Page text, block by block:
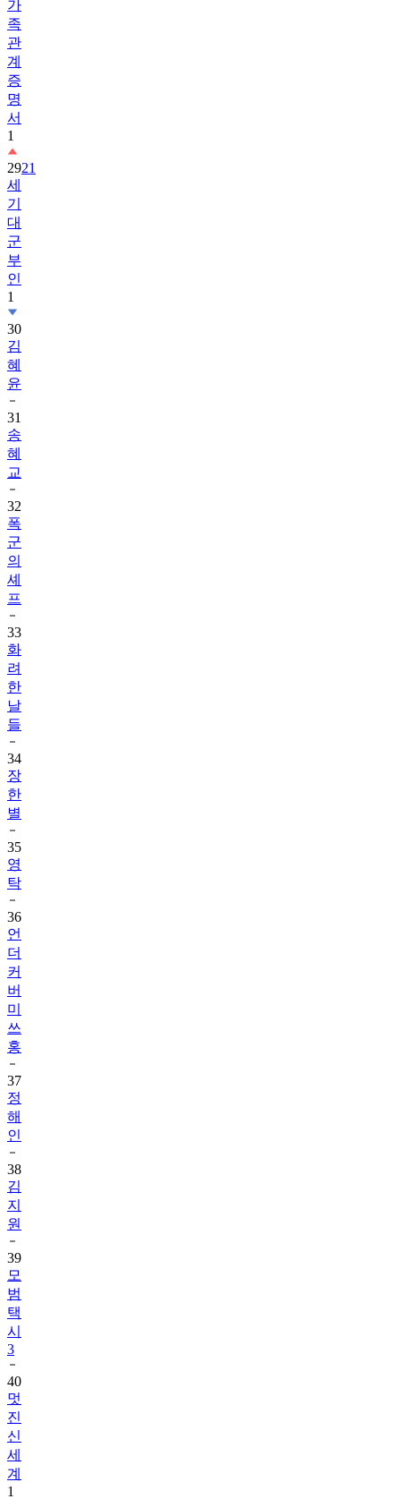
가
족
관
계
증
명
서
1
2921
세
기
대
군
부
인
1
30
김
혜
윤
31
송
혜
교
32
폭
군
의
셰
프
33
화
려
한
날
들
34
장
한
별
35
영
탁
36
언
더
커
버
미
쓰
홍
37
정
해
인
38
김
지
원
39
모
범
택
시
3
40
멋
진
신
세
계
1